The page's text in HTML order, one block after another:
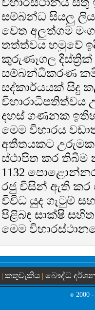
සම්බන්ධ සියලු
වෙත අලුත්ගම
තත්ත්වය හමුවේ
කුරුණෑගල දිස්ත්‍රික්
සම්බන්ධීකරණ
සද්කාර්යයක් සිදු
විහාරාධිපතිත්වය
දහස් ගණනක
මෙම විහාරය
අතීතයකට
ස්ථාපිත කර තිබීම
1132 පොළොන්නරු
රජු විසින් ඇති කර
විවිධ යුද ගැටුම්
පිළිබඳ සාක්ෂි
මෙම
| කතුවැකිය | බෞද්ධ
© 2000